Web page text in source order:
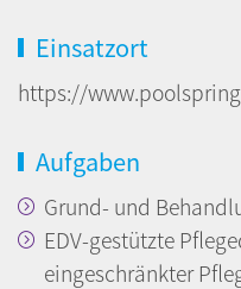
Einsatzort
https://
Aufgaben
Grund- und
EDV-gestützte
eingeschränkter